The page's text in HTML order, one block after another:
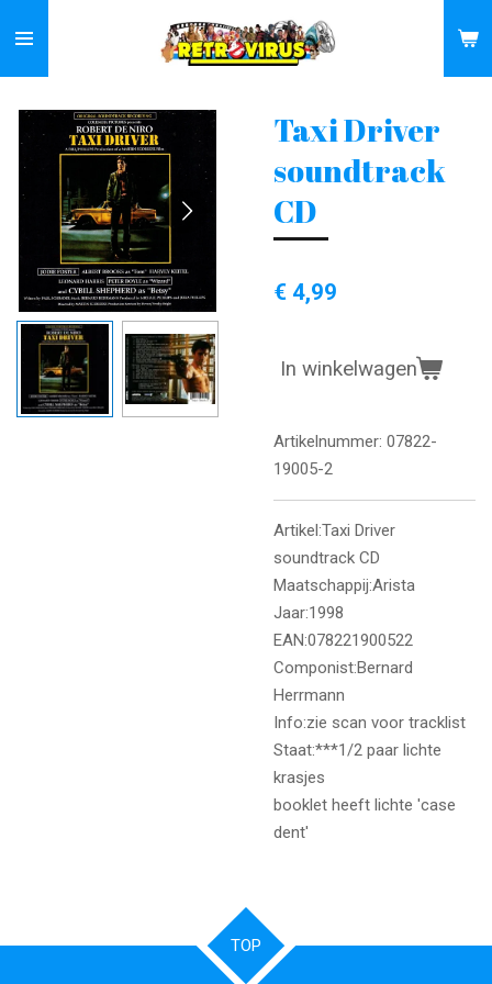
direct
naar
de
hoofdinhoud
Taxi Driver
soundtrack
CD
€ 4,99
In winkelwagen
Artikelnummer: 07822-
19005-2
Artikel:Taxi Driver
soundtrack CD
Maatschappij:Arista
Jaar:1998
EAN:078221900522
Componist:Bernard
Herrmann
Info:zie scan voor tracklist
Staat:***1/2 paar lichte
krasjes
booklet heeft lichte 'case
dent'
TOP